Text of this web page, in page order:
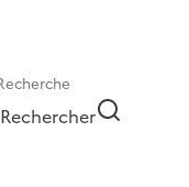
Rechercher